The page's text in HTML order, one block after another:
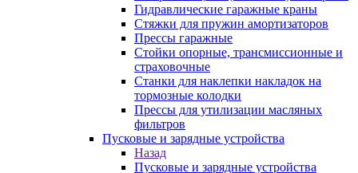
Гидравлические гаражные краны
Стяжки для пружин амортизаторов
Прессы гаражные
Стойки опорные, трансмиссионные и
страховочные
Станки для наклепки накладок на
тормозные колодки
Прессы для утилизации масляных
фильтров
Пусковые и зарядные устройства
Назад
Пусковые и зарядные устройства